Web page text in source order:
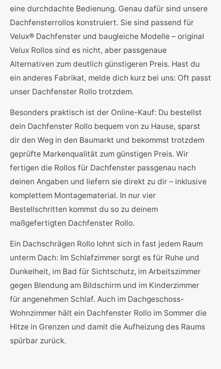
eine durchdachte Bedienung. Genau dafür sind unsere
Dachfensterrollos konstruiert. Sie sind passend für
Velux® Dachfenster und baugleiche Modelle – original
Velux Rollos sind es nicht, aber passgenaue
Alternativen zum deutlich günstigeren Preis. Hast du
ein anderes Fabrikat, melde dich kurz bei uns: Oft passt
unser Dachfenster Rollo trotzdem.
Besonders praktisch ist der Online-Kauf: Du bestellst
dein Dachfenster Rollo bequem von zu Hause, sparst
dir den Weg in den Baumarkt und bekommst trotzdem
geprüfte Markenqualität zum günstigen Preis. Wir
fertigen die Rollos für Dachfenster passgenau nach
deinen Angaben und liefern sie direkt zu dir – inklusive
komplettem Montagematerial. In nur vier
Bestellschritten kommst du so zu deinem
maßgefertigten Dachfenster Rollo.
Ein Dachschrägen Rollo lohnt sich in fast jedem Raum
unterm Dach: Im Schlafzimmer sorgt es für Ruhe und
Dunkelheit, im Bad für Sichtschutz, im Arbeitszimmer
gegen Blendung am Bildschirm und im Kinderzimmer
für angenehmen Schlaf. Auch im Dachgeschoss-
Wohnzimmer hält ein Dachfenster Rollo im Sommer die
Hitze in Grenzen und damit die Aufheizung des Raums
spürbar zurück.